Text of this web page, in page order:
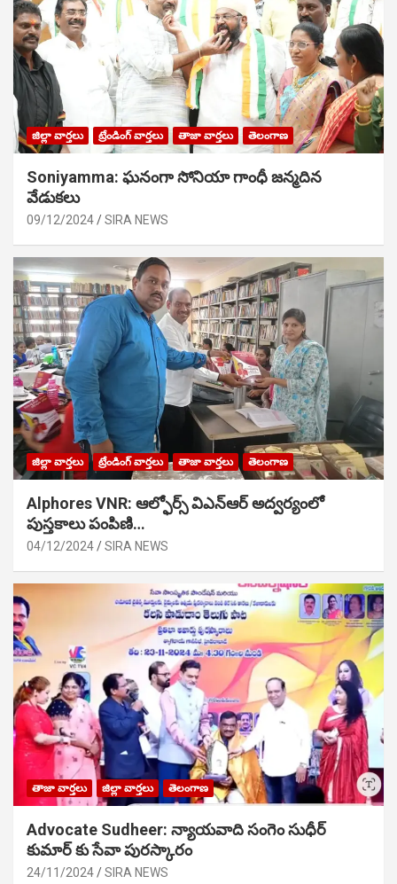
జిల్లా వార్తలు ట్రేండింగ్ వార్తలు తాజా వార్తలు తెలంగాణ
Soniyamma: ఘ‌నంగా సోనియా గాంధీ జ‌న్మ‌దిన
వేడుక‌లు
09/12/2024 SIRA NEWS
జిల్లా వార్తలు ట్రేండింగ్ వార్తలు తాజా వార్తలు తెలంగాణ
Alphores VNR: ఆల్ఫోర్స్ విఎన్ఆర్ అద్వర్యంలో
పుస్తకాలు పంపిణి…
04/12/2024 SIRA NEWS
తాజా వార్తలు జిల్లా వార్తలు తెలంగాణ
Advocate Sudheer: న్యాయవాది సంగెం సుధీర్
కుమార్ కు సేవా పురస్కారం
24/11/2024 SIRA NEWS